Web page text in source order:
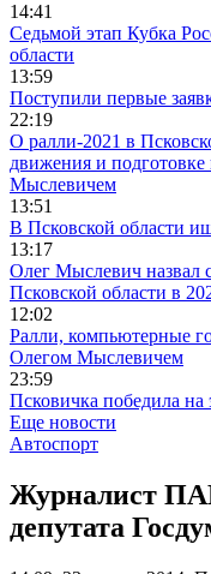
14:41
Седьмой этап Кубка
области
13:59
Поступили первые
22:19
О ралли-2021 в
движения и
Мыслевичем
13:51
В Псковской области
13:17
Олег Мыслевич назвал
Псковской области в
12:02
Ралли, компьютерные
Олегом Мыслевичем
23:59
Псковичка победила на
Еще новости
Автоспорт
Журналист
депутата